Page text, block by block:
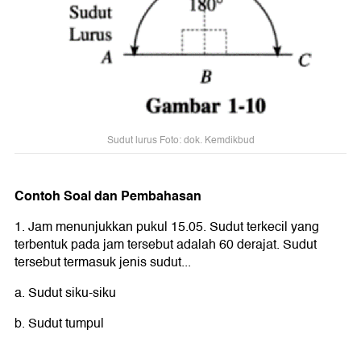
Sudut lurus Foto: dok. Kemdikbud
Contoh Soal dan Pembahasan
1. Jam menunjukkan pukul 15.05. Sudut terkecil yang
terbentuk pada jam tersebut adalah 60 derajat. Sudut
tersebut termasuk jenis sudut...
a. Sudut siku-siku
b. Sudut tumpul